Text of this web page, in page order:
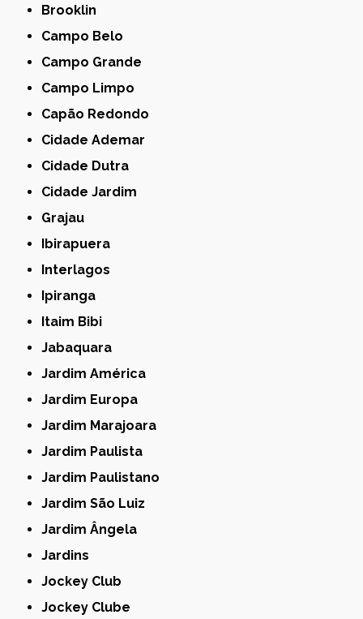
Brooklin
Campo Belo
Campo Grande
Campo Limpo
Capão Redondo
Cidade Ademar
Cidade Dutra
Cidade Jardim
Grajau
Ibirapuera
Interlagos
Ipiranga
Itaim Bibi
Jabaquara
Jardim América
Jardim Europa
Jardim Marajoara
Jardim Paulista
Jardim Paulistano
Jardim São Luiz
Jardim Ângela
Jardins
Jockey Club
Jockey Clube